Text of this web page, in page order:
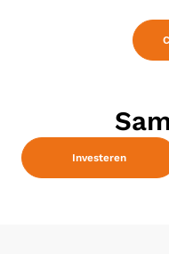
Investeren